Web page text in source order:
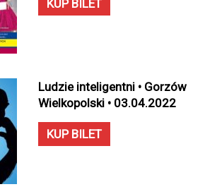
KUP BILET
Ludzie inteligentni • Gorzów
Wielkopolski • 03.04.2022
KUP BILET